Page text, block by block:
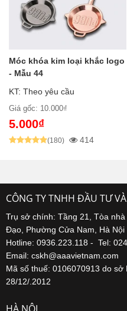
Móc khóa kim loại khắc logo
- Mẫu 44
KT: Theo yêu cầu
Giá gốc: 10.000₫
5.000₫
(180) 414
CÔNG TY TNHH ĐẦU TƯ
Trụ sở chính: Tầng 21, Tòa
Đạo, Phường Cửa Nam, Hà Nội
Hotline: 0936.223.118 - Tel:
Email: cskh@aaavietnam.com
Mã số thuế: 0106070913 do
28/12/.2012